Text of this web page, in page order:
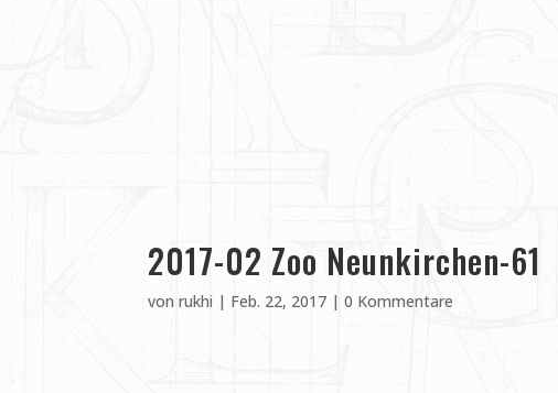
2017-02 Zoo Neunkirchen-61
vonrukhi | Feb. 22, 2017 |0 Kommentare